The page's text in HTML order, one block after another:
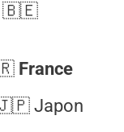
🇧🇪
France
Japon